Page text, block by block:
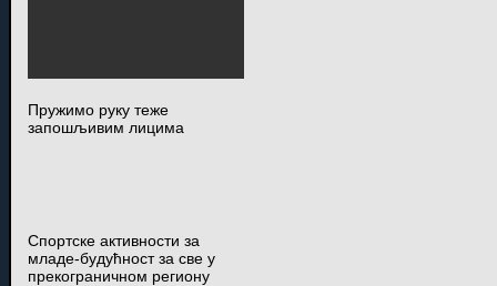
Пружимо руку теже
запошљивим лицима
Спортске активности за
младе-будућност за све у
прекограничном региону